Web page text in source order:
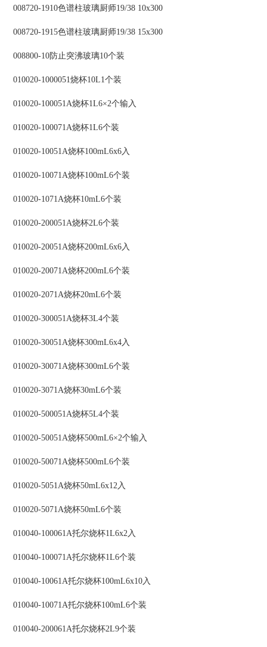
008720-1910色谱柱玻璃厨师19/38 10x300
008720-1915色谱柱玻璃厨师19/38 15x300
008800-10防止突沸玻璃10个装
010020-1000051烧杯10L1个装
010020-100051A烧杯1L6×2个输入
010020-100071A烧杯1L6个装
010020-10051A烧杯100mL6x6入
010020-10071A烧杯100mL6个装
010020-1071A烧杯10mL6个装
010020-200051A烧杯2L6个装
010020-20051A烧杯200mL6x6入
010020-20071A烧杯200mL6个装
010020-2071A烧杯20mL6个装
010020-300051A烧杯3L4个装
010020-30051A烧杯300mL6x4入
010020-30071A烧杯300mL6个装
010020-3071A烧杯30mL6个装
010020-500051A烧杯5L4个装
010020-50051A烧杯500mL6×2个输入
010020-50071A烧杯500mL6个装
010020-5051A烧杯50mL6x12入
010020-5071A烧杯50mL6个装
010040-100061A托尔烧杯1L6x2入
010040-100071A托尔烧杯1L6个装
010040-10061A托尔烧杯100mL6x10入
010040-10071A托尔烧杯100mL6个装
010040-200061A托尔烧杯2L9个装